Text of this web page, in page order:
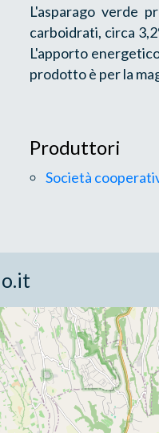
L'asparago verde
carboidrati, circa
L'apporto
prodotto è per la
Produttori
Società